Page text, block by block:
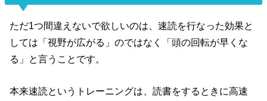
ただ1つ間違えないで欲しいのは、速読を行なった効果と
しては「視野が広がる」のではなく「頭の回転が早くな
る」と言うことです。
本来速読というトレーニングは、読書をするときに高速